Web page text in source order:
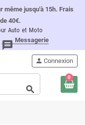
même jusqu'à 15h. Frais
40€.
Auto et Moto
message Messagerie
person Connexion
search
0